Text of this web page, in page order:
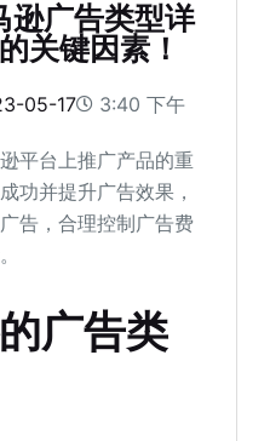
逊广告类型详
关键因素！
05-17 3:40 下午
平台上推广产品的重
功并提升广告效果，
告，合理控制广告费
广告类